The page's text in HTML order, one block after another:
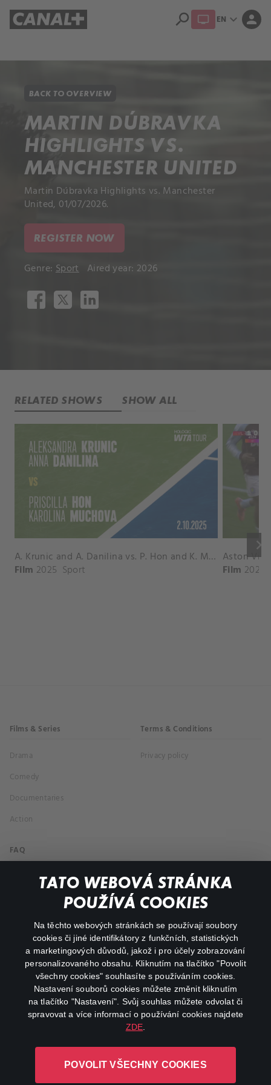
TATO WEBOVÁ STRÁNKA
POUŽÍVÁ COOKIES
Na těchto webových stránkách se používají soubory
cookies či jiné identifikátory z funkčních, statistických
a marketingových důvodů, jakož i pro účely zobrazování
personalizovaného obsahu. Kliknutím na tlačítko "Povolit
všechny cookies" souhlasíte s používáním cookies.
Nastavení souborů cookies můžete změnit kliknutím
na tlačítko "Nastavení". Svůj souhlas můžete odvolat či
spravovat a více informací o používání cookies najdete
ZDE
POVOLIT VŠECHNY COOKIES
search EN expand_more person
BACK TO OVERVIEW
MARTIN DÚBRAVKA
HIGHLIGHTS VS.
MANCHESTER UNITED
Martin Dúbravka Highlights vs. Manchester
United, 01/07/2026.
REGISTER NOW
Genre: Sport Aired year: 2026
RELATED SHOWS SHOW ALL
keyboard_arrow_right
A. Krunic and A. Danilina vs. P. Hon and K. Muchova Match Highlights - BEIJING_Capital Group Diamond ( October 02, 2025)
Film 2025 Sport Film 2026
Films & Series
Drama
Comedy
Documentaries
Action
Terms & Conditions
Privacy policy
FAQ
My profile
facebookinstagram
youtube
L-1246 Luxembourg R.C.S.